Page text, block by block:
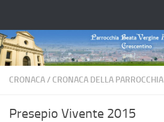
CRONACA/ CRONACA DELLA PARROCCHIA
Presepio Vivente 2015